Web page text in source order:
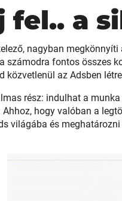
fel.. a
nagyban
számodra fontos összes
közvetlenül az Adsben
rész: indulhat a
Ahhoz, hogy valóban a
világába és